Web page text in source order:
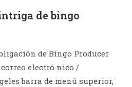
de bingo
de Bingo Producer
electró nico /
barra de menú superior,